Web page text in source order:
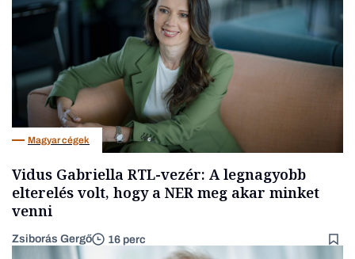
Magyar cégek
Vidus Gabriella RTL-vezér: A legnagyobb
elterelés volt, hogy a NER meg akar minket
venni
Zsiborás Gergő 16 perc